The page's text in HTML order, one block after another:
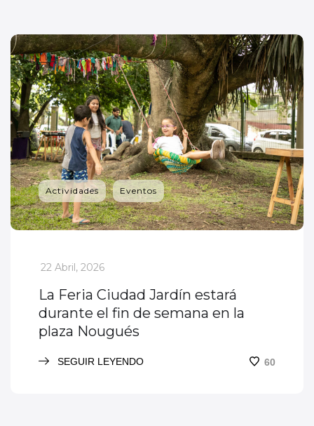
Actividades Eventos
_
22 Abril, 2026
La Feria Ciudad Jardín estará
durante el fin de semana en la
plaza Nougués
SEGUIR LEYENDO 60